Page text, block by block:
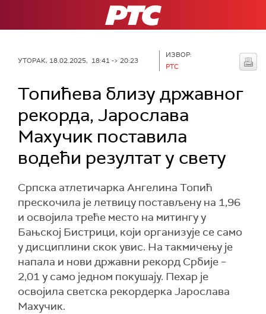
РТС
УТОРАК, 18.02.2025, 18:41 -> 20:23
ИЗВОР:
РТС
Топићева близу државног
рекорда, Јарослава
Махучик поставила
водећи резултат у свету
Српска атлетичарка Ангелина Топић
прескочила је летвицу постављену на 1,96
и освојила треће место на митингу у
Бањској Бистрици, који организује се само
у дисциплини скок увис. На такмичењу је
напала и нови државни рекорд Србије –
2,01 у само једном покушају. Пехар је
освојила светска рекордерка Јарослава
Махучик.